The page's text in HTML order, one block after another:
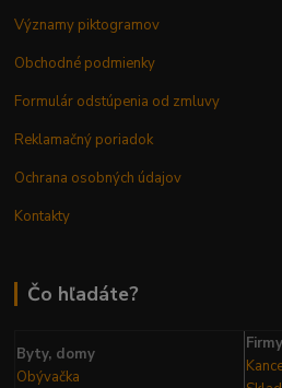
Významy piktogramov
Obchodné podmienky
Formulár odstúpenia od zmluvy
Reklamačný poriadok
Ochrana osobných údajov
Kontakty
Čo hľadáte?
Byty, domy
Obývačka